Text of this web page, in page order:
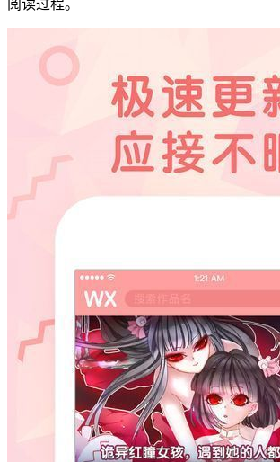
阅读过程。